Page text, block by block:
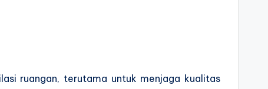
ruangan, terutama untuk menjaga kualitas